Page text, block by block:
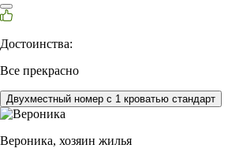
Достоинства:
Все прекрасно
Двухместный номер с 1 кроватью стандарт
Вероника, хозяин жилья